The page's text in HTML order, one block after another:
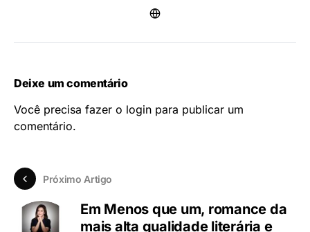
Deixe um comentário
Você precisa fazer o login para publicar um
comentário.
Próximo Artigo
Em Menos que um, romance da
mais alta qualidade literária e